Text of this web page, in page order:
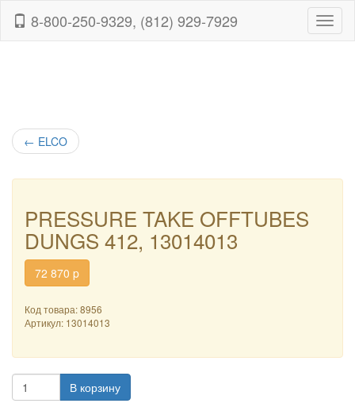
8-800-250-9329, (812) 929-7929
← ELCO
PRESSURE TAKE OFFTUBES
DUNGS 412, 13014013
72 870 p
Код товара: 8956
Артикул: 13014013
В корзину